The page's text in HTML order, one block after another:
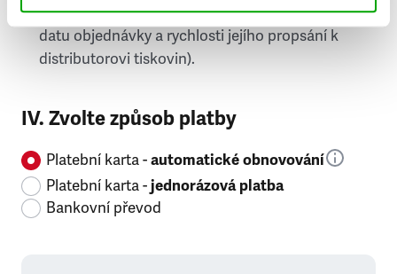
příští, nejpozději přespříští týden (v závislosti na
datu objednávky a rychlosti jejího propsání k
distributorovi tiskovin).
IV. Zvolte způsob platby
Platební karta -automatické obnovování
Platební karta -jednorázová platba
Bankovní převod